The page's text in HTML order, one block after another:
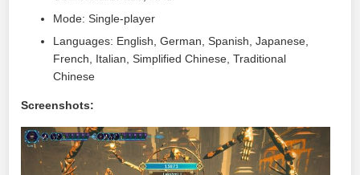
Mode: Single-player
Languages: English, German, Spanish, Japanese,
French, Italian, Simplified Chinese, Traditional
Chinese
Screenshots: